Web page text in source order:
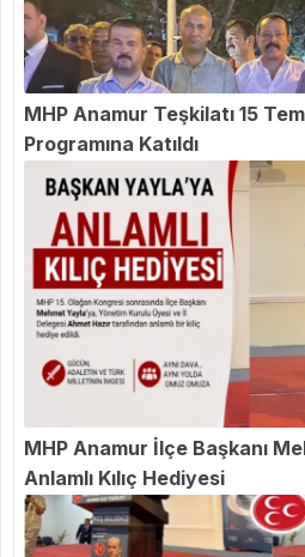
MHP Anamur Teşkilatı 15
Programına Katıldı
MHP Anamur İlçe Başkanı
Anlamlı Kılıç Hediyesi